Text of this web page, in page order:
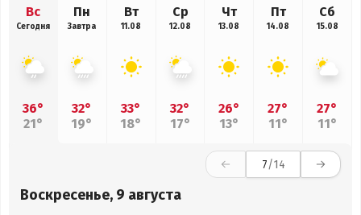
Вс
Сегодня
36°
21°
Пн
Завтра
32°
19°
Вт
11.08
33°
18°
Ср
12.08
32°
17°
Чт
13.08
26°
13°
Пт
14.08
27°
11°
Сб
15.08
27°
11°
7/14
Воскресенье, 9 августа